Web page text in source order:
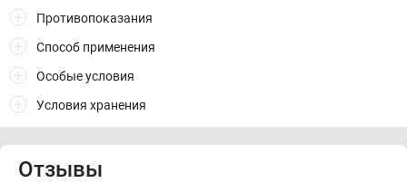
Противопоказания
Способ применения
Особые условия
Условия хранения
Отзывы